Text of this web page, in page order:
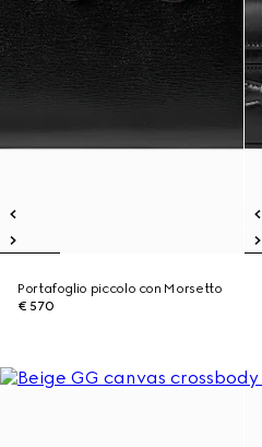
Portafoglio piccolo con Morsetto
€ 570